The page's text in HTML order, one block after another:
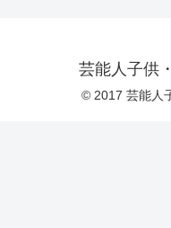
芸能人子供
© 2017 芸能人